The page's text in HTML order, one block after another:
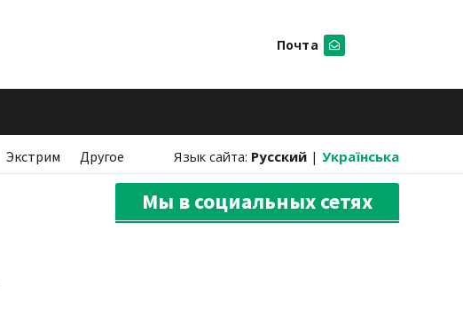
Почта
Экстрим Другое Язык сайта: Русский | Українська
Мы в социальных сетях